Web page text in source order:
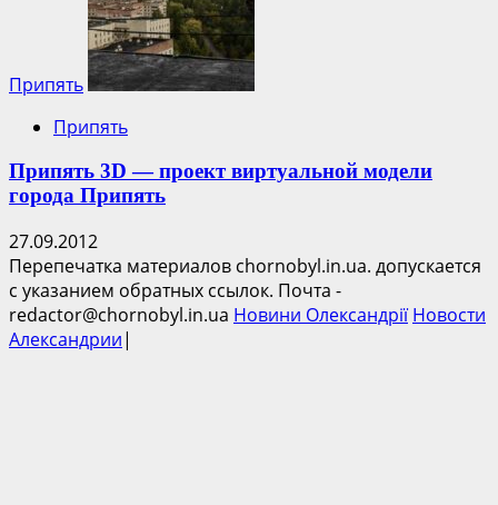
Припять
Припять
Припять 3D — проект виртуальной модели
города Припять
27.09.2012
Перепечатка материалов chornobyl.in.ua. допускается
с указанием обратных ссылок. Почта -
redactor@chornobyl.in.ua Новини Олександрії Новости
Александрии|